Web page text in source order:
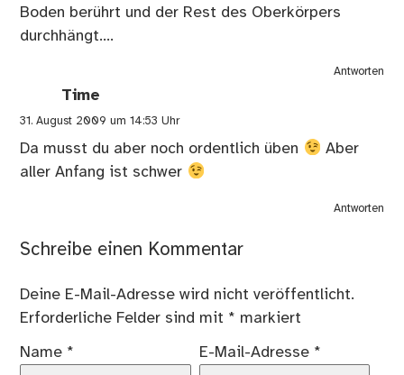
Boden berührt und der Rest des Oberkörpers
durchhängt….
Antworten
Time
31. August 2009 um 14:53 Uhr
Da musst du aber noch ordentlich üben
Aber
aller Anfang ist schwer
Antworten
Schreibe einen Kommentar
Deine E-Mail-Adresse wird nicht veröffentlicht.
Erforderliche Felder sind mit * markiert
Name * E-Mail-Adresse *